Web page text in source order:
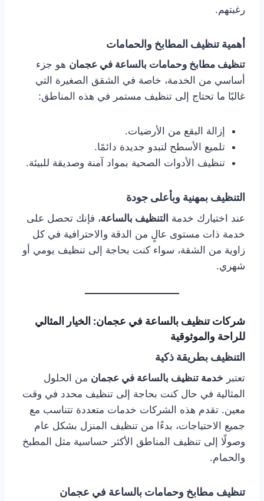
رغبتهم.
أهمية تنظيف المطابخ والحمامات
تنظيف مطابخ وحمامات بالساعة في عجمان هو جزء
أساسي من الخدمة، خاصة في الشقق الصغيرة التي
غالبًا ما تحتاج إلى تنظيف مستمر في هذه المناطق:
إزالة البقع من الأرضيات.
تلميع الأسطح لتبدو جديدة دائمًا.
تنظيف الأدوات الصحية بمواد آمنة وصديقة للبيئة.
التنظيف بمهنية وبأعلى جودة
عند اختيارك خدمة التنظيف بالساعة، فإنك تحصل على
خدمة ذات مستوى عالٍ من الدقة والاحترافية في كل
زاوية من الشقة، سواء كنت بحاجة إلى تنظيف يومي أو
شهري.
شركات تنظيف بالساعة في عجمان: الخيار المثالي
للراحة والموثوقية
التنظيف بطريقة ذكية
تعتبر خدمة تنظيف بالساعة في عجمان من الحلول
المثالية في حال كنت بحاجة إلى تنظيف محدد في وقت
معين. تقدم هذه الشركات خدمات متعددة تتناسب مع
جميع الاحتياجات، بدءًا من تنظيف المنزل بشكل عام
وصولًا إلى تنظيف المناطق الأكثر حساسية مثل المطبخ
والحمام.
تنظيف مطابخ وحمامات بالساعة في عجمان